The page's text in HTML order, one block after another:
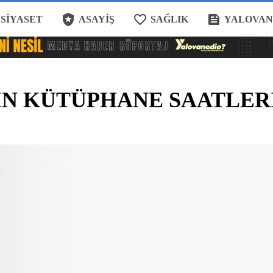
SIYASET local_police ASAYIŞ favorite_border SAĞLIK feed
KÜTÜPHANE